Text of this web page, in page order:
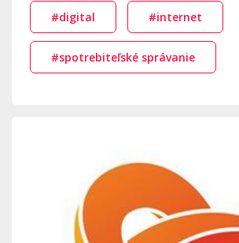
#digital #internet
#spotrebiteľské správanie